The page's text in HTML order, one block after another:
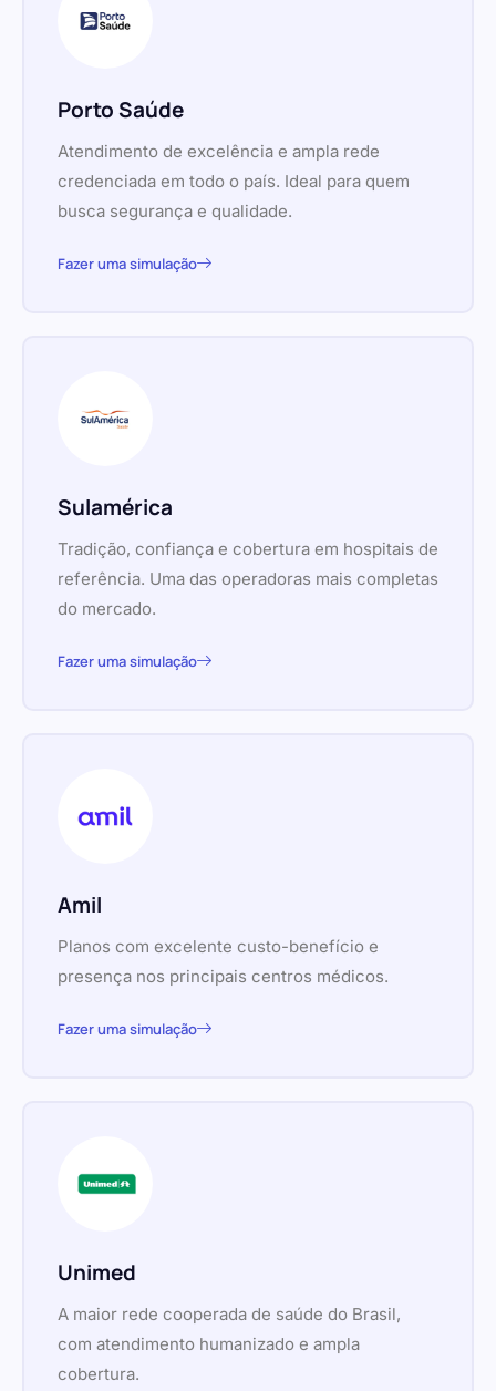
Porto Saúde
Atendimento de excelência e ampla rede
credenciada em todo o país. Ideal para quem
busca segurança e qualidade.
Fazer uma simulação
Sulamérica
Tradição, confiança e cobertura em hospitais de
referência. Uma das operadoras mais completas
do mercado.
Fazer uma simulação
Amil
Planos com excelente custo-benefício e
presença nos principais centros médicos.
Fazer uma simulação
Unimed
A maior rede cooperada de saúde do Brasil,
com atendimento humanizado e ampla
cobertura.